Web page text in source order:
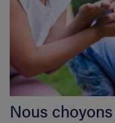
Nous